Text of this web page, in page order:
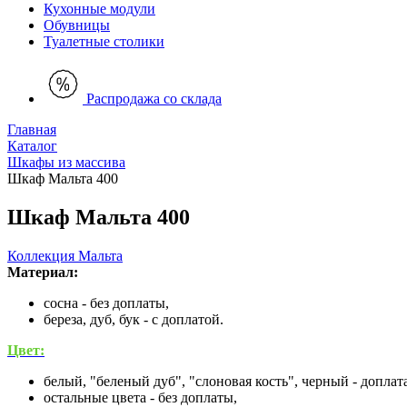
Кухонные модули
Обувницы
Туалетные столики
Распродажа со склада
Главная
Каталог
Шкафы из массива
Шкаф Мальта 400
Шкаф Мальта 400
Коллекция Мальта
Материал:
сосна - без доплаты,
береза, дуб, бук - с доплатой.
Цвет:
белый, "беленый дуб", "слоновая кость", черный -
остальные цвета - без доплаты,